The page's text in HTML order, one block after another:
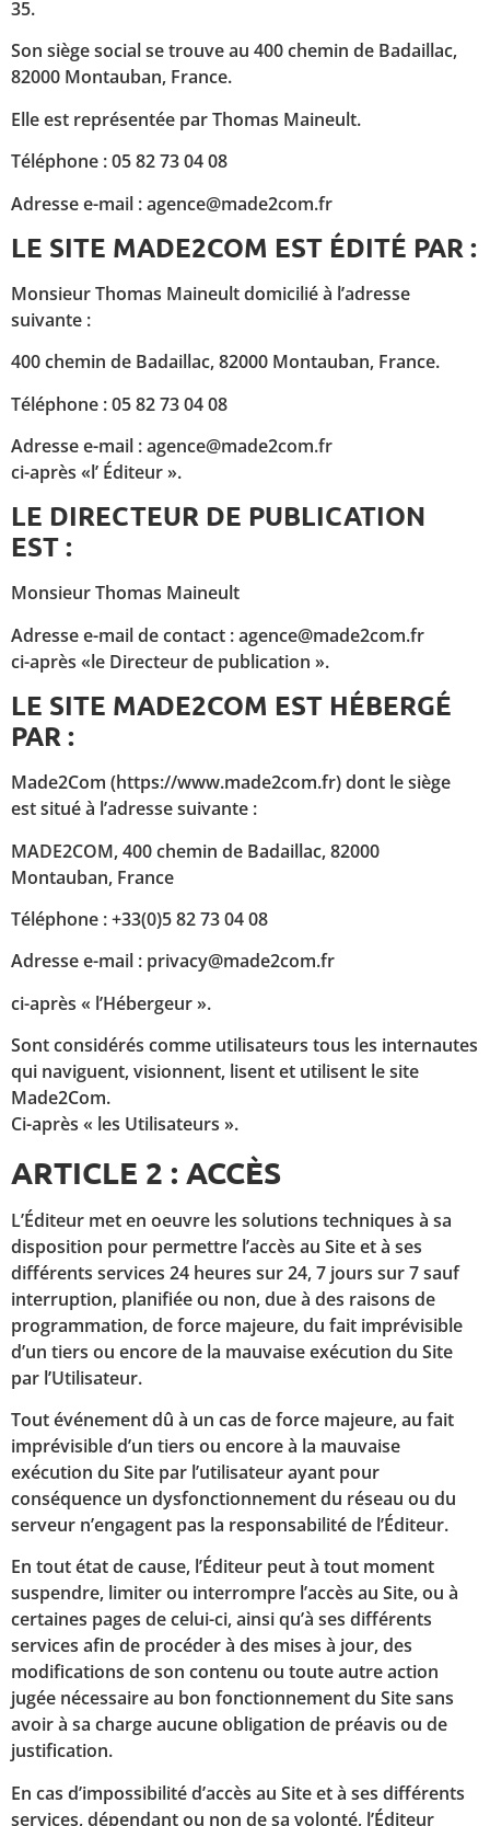
35.
Son siège social se trouve au 400 chemin de Badaillac,
82000 Montauban, France.
Elle est représentée par Thomas Maineult.
Téléphone : 05 82 73 04 08
Adresse e-mail : agence@made2com.fr
LE SITE MADE2COM EST ÉDITÉ PAR :
Monsieur Thomas Maineult domicilié à l’adresse
suivante :
400 chemin de Badaillac, 82000 Montauban, France.
Téléphone : 05 82 73 04 08
Adresse e-mail : agence@made2com.fr
ci-après «l’ Éditeur ».
LE DIRECTEUR DE PUBLICATION
EST :
Monsieur Thomas Maineult
Adresse e-mail de contact : agence@made2com.fr
ci-après «le Directeur de publication ».
LE SITE MADE2COM EST HÉBERGÉ
PAR :
Made2Com (https://www.made2com.fr) dont le siège
est situé à l’adresse suivante :
MADE2COM, 400 chemin de Badaillac, 82000
Montauban, France
Téléphone : +33(0)5 82 73 04 08
Adresse e-mail : privacy@made2com.fr
ci-après « l’Hébergeur ».
Sont considérés comme utilisateurs tous les internautes
qui naviguent, visionnent, lisent et utilisent le site
Made2Com.
Ci-après « les Utilisateurs ».
ARTICLE 2 : ACCÈS
L’Éditeur met en oeuvre les solutions techniques à sa
disposition pour permettre l’accès au Site et à ses
différents services 24 heures sur 24, 7 jours sur 7 sauf
interruption, planifiée ou non, due à des raisons de
programmation, de force majeure, du fait imprévisible
d’un tiers ou encore de la mauvaise exécution du Site
par l’Utilisateur.
Tout événement dû à un cas de force majeure, au fait
imprévisible d’un tiers ou encore à la mauvaise
exécution du Site par l’utilisateur ayant pour
conséquence un dysfonctionnement du réseau ou du
serveur n’engagent pas la responsabilité de l’Éditeur.
En tout état de cause, l’Éditeur peut à tout moment
suspendre, limiter ou interrompre l’accès au Site, ou à
certaines pages de celui-ci, ainsi qu’à ses différents
services afin de procéder à des mises à jour, des
modifications de son contenu ou toute autre action
jugée nécessaire au bon fonctionnement du Site sans
avoir à sa charge aucune obligation de préavis ou de
justification.
En cas d’impossibilité d’accès au Site et à ses différents
services, dépendant ou non de sa volonté, l’Éditeur